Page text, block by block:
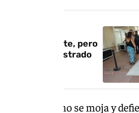
te pega fuerte, pero
hemos demostrado
favorito, Rubí no se moja y